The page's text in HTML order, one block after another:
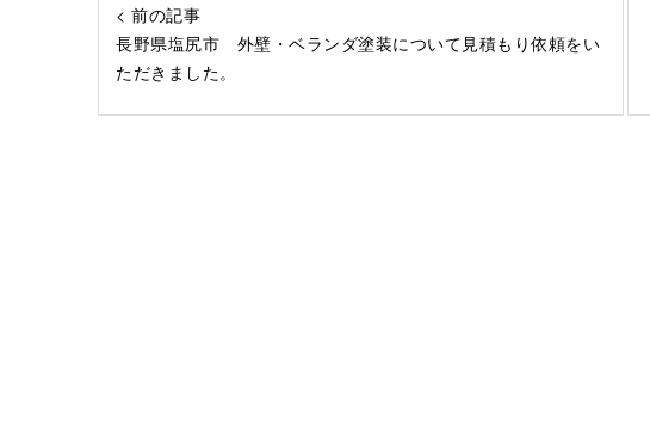
< 前の記事
長野県塩尻市 外壁・ベランダ塗装について見積もり依頼をい
ただきました。